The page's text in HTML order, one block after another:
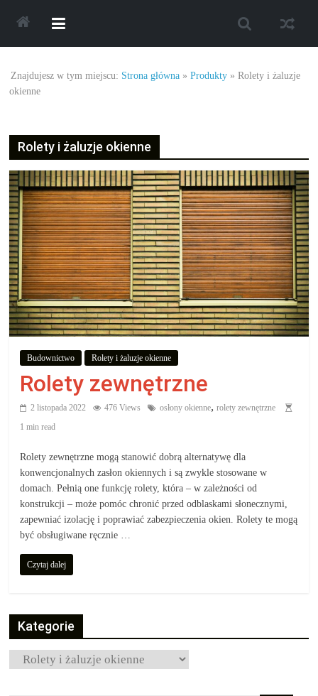
content
Najlepsze
oferty
oraz
promocje.
Porady
dotyczące
zakupów,
aby
wiedzieć,
co
kupić.
Poznaj
co
kupić,
jak
oraz
gdzie
Znajdujesz w tym miejscu: Strona główna »Produkty »Rolety i żaluzje
okienne
Rolety i żaluzje okienne
Budownictwo Rolety i żaluzje okienne
Rolety zewnętrzne
2 listopada 2022 476 Views osłony okienne,rolety zewnętrzne
1 min read
Rolety zewnętrzne mogą stanowić dobrą alternatywę dla
konwencjonalnych zasłon okiennych i są zwykle stosowane w
domach. Pełnią one funkcję rolety, która – w zależności od
konstrukcji – może pomóc chronić przed odblaskami słonecznymi,
zapewniać izolację i poprawiać zabezpieczenia okien. Rolety te mogą
być obsługiwane ręcznie …
Czytaj dalej
Kategorie
Kategorie